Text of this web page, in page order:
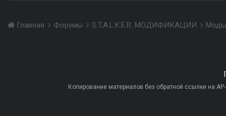
Главная Форумы S.T.A.L.K.E.R. МОДИФИКАЦИИ
Копирование материалов без обратной ссылки на